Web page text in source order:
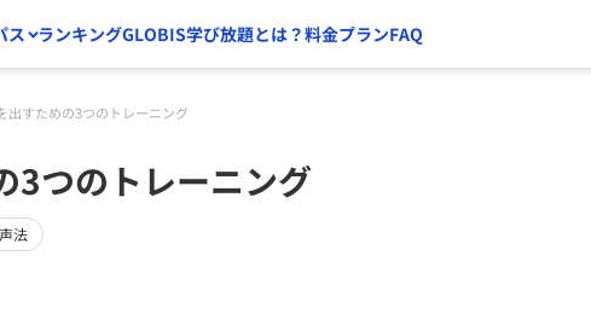
ス ランキングGLOBIS学び放題とは？料金プランFAQ
出すための3つのトレーニング
3つのトレーニング
法